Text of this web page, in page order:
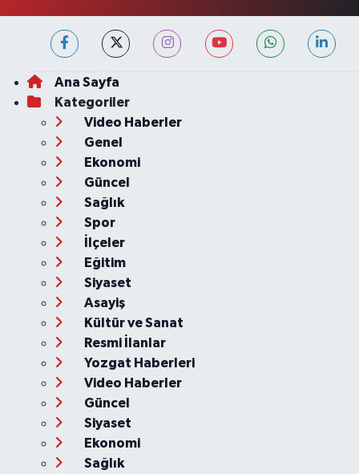
Ana Sayfa
Kategoriler
Video Haberler
Genel
Ekonomi
Güncel
Sağlık
Spor
İlçeler
Eğitim
Siyaset
Asayiş
Kültür ve Sanat
Resmi İlanlar
Yozgat Haberleri
Video Haberler
Güncel
Siyaset
Ekonomi
Sağlık